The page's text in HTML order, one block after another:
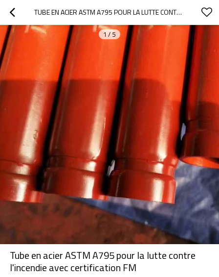
TUBE EN ACIER ASTM A795 POUR LA LUTTE CONTRE L'INCENDIE AVEC CERTIFICATION FM
1 / 5
Tube en acier ASTM A795 pour la lutte contre
l'incendie avec certification FM